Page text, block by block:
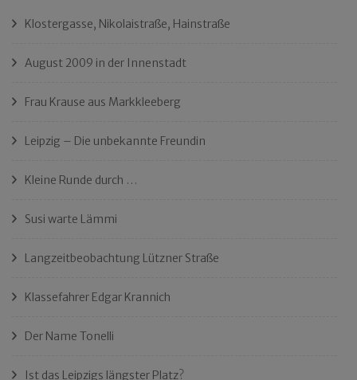
Klostergasse, Nikolaistraße, Hainstraße
August 2009 in der Innenstadt
Frau Krause aus Markkleeberg
Leipzig – Die unbekannte Freundin
Kleine Runde durch …
Susi warte Lämmi
Langzeitbeobachtung Lützner Straße
Klassefahrer Edgar Krannich
Der Name Tonelli
Ist das Leipzigs längster Platz?